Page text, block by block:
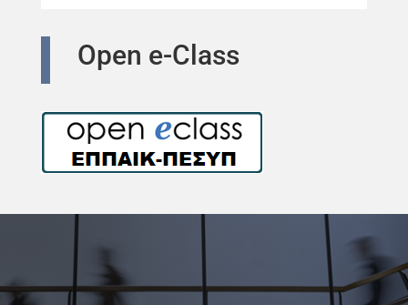
Open e-Class